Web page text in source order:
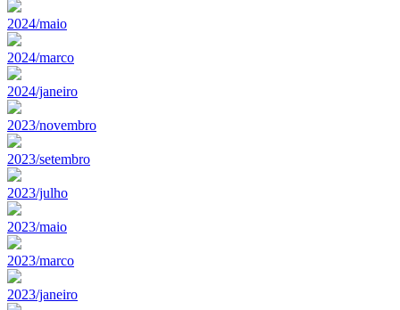
2024/maio
2024/marco
2024/janeiro
2023/novembro
2023/setembro
2023/julho
2023/maio
2023/marco
2023/janeiro